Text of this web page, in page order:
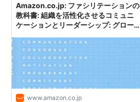
Amazon.co.jp: ファシリテーションの
教科書: 組織を活性化させるコミュニ
ケーションとリーダーシップ: グロー
www.amazon.co.jp